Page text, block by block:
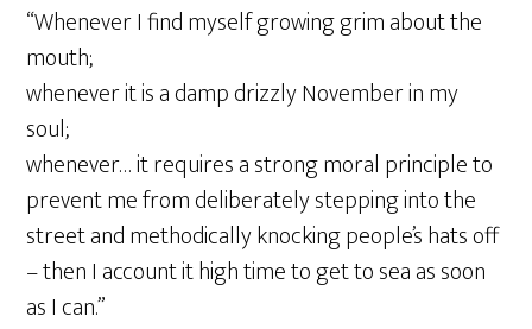
“Whenever I find myself growing grim about the
mouth;
whenever it is a damp drizzly November in my
soul;
whenever… it requires a strong moral principle to
prevent me from deliberately stepping into the
street and methodically knocking people’s hats off
– then I account it high time to get to sea as soon
as I can.”